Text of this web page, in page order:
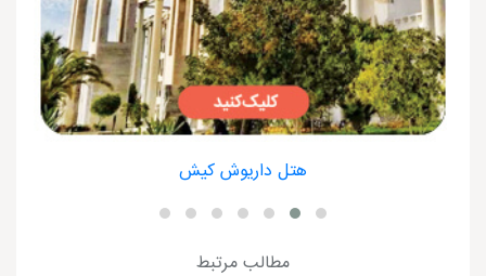
هتل داریوش کیش
مطالب مرتبط